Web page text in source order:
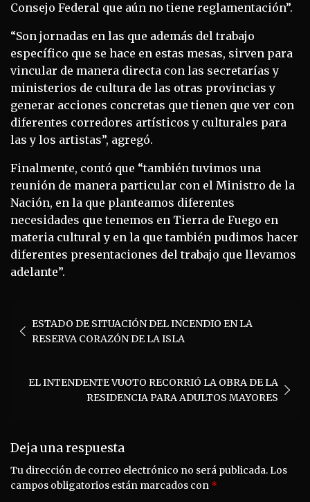
Consejo Federal que aún no tiene reglamentación”.
“Son jornadas en las que además del trabajo
específico que se hace en estas mesas, sirven para
vincular de manera directa con las secretarías y
ministerios de cultura de las otras provincias y
generar acciones concretas que tienen que ver con
diferentes corredores artísticos y culturales para
las y los artistas”, agregó.
Finalmente, contó que “también tuvimos una
reunión de manera particular con el Ministro de la
Nación, en la que planteamos diferentes
necesidades que tenemos en Tierra de Fuego en
materia cultural y en la que también pudimos hacer
diferentes presentaciones del trabajo que llevamos
adelante”.
de ESTADO DE SITUACIÓN DEL INCENDIO EN LA
RESERVA CORAZÓN DE LA ISLA
EL INTENDENTE VUOTO RECORRIÓ LA OBRA DE LA
RESIDENCIA PARA ADULTOS MAYORES
Deja una respuesta
Tu dirección de correo electrónico no será publicada.Los
campos obligatorios están marcados con *